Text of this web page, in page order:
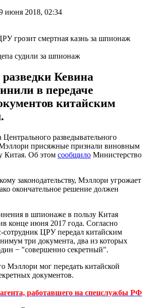
июня 2018, 02:34
судили за шпионаж
Кевина
в передаче
китайским
разведывательного
присяжные признали виновным
Китая. Об этом сообщило Министерство
законодательству, Мэллори угрожает
окончательное решение должен
в шпионаже в пользу Китая
конце июня 2017 года. Согласно
сотрудник ЦРУ передал китайским
три документа, два из которых
− "совершенно секретный".
Мэллори мог передать китайской
документов.
работавшего на спецслужбы РФ